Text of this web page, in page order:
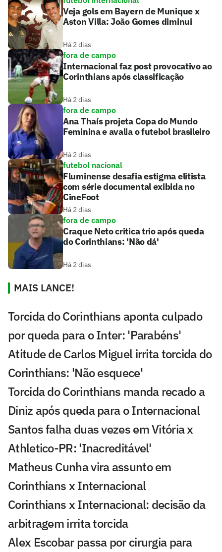
Veja gols em Bayern de Munique x
Aston Villa: João Gomes diminui
Há 2 dias
fora de campo
Internacional faz post provocativo ao
Corinthians após classificação
Há 2 dias
fora de campo
Ana Thaís projeta Copa do Mundo
Feminina e avalia o futebol brasileiro
Há 2 dias
futebol nacional
Fluminense desafia estigma elitista
com série documental exibida no
CineFoot
Há 2 dias
fora de campo
Craque Neto critica trio após queda
do Corinthians: 'Não dá'
Há 2 dias
MAIS LANCE!
Torcida do Corinthians aponta culpado
por queda para o Inter: 'Parabéns'
Atitude de Carlos Miguel irrita torcida do
Corinthians: 'Não esquece'
Torcida do Corinthians manda recado a
Diniz após queda para o Internacional
Santos falha duas vezes em Vitória x
Athletico-PR: 'Inacreditável'
Matheus Cunha vira assunto em
Corinthians x Internacional
Corinthians x Internacional: decisão da
arbitragem irrita torcida
Alex Escobar passa por cirurgia para